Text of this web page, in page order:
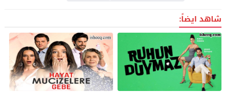
شاهد ايضاً: